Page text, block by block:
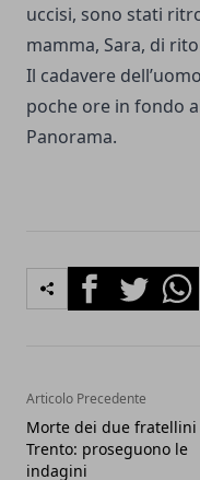
uccisi, sono stati
mamma, Sara, di
Il cadavere
poche ore in fondo
Panorama.
FacebookTwitter
Articolo Precedente
Morte dei due fratellini
Trento: proseguono le
indagini